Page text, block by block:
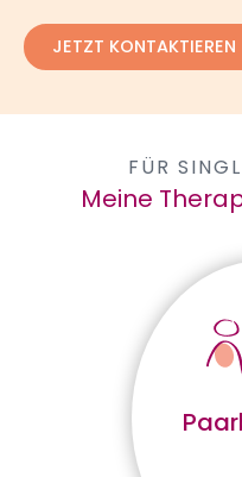
JETZT KONTAKTIEREN
Meine
FÜR